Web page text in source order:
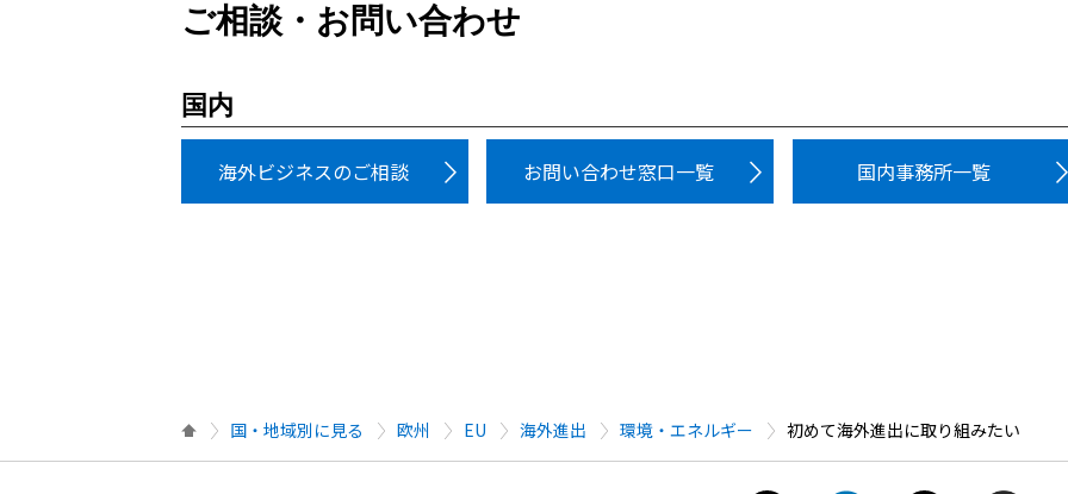
ご相談・お問い合わせ
国内
海外ビジネスのご相談 お問い合わせ窓口一覧 国内事務所一覧
国・地域別に見る 欧州 EU 海外進出 環境・エネルギー 初めて海外進出に取り組みたい